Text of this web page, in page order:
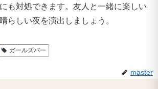
も対処できます。友人と一緒に楽しい
らしい夜を演出しましょう。
ガールズバー
master